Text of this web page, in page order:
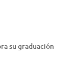
su graduación